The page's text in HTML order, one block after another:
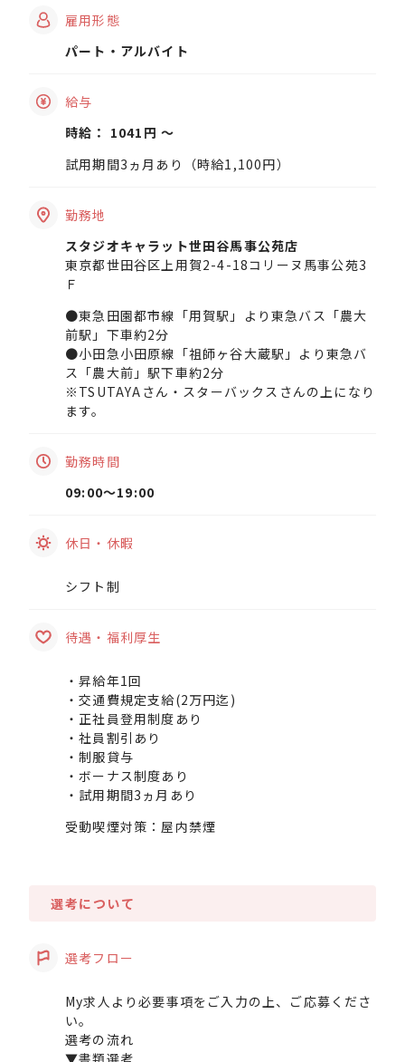
雇用形態
パート・アルバイト
給与
時給： 1041円 〜
試用期間3ヵ月あり（時給1,100円）
勤務地
スタジオキャラット世田谷馬事公苑店
東京都世田谷区上用賀2-4-18コリーヌ馬事公苑3
Ｆ
●東急田園都市線「用賀駅」より東急バス「農大
前駅」下車約2分
●小田急小田原線「祖師ヶ谷大蔵駅」より東急バ
ス「農大前」駅下車約2分
※TSUTAYAさん・スターバックスさんの上になり
ます。
勤務時間
09:00〜19:00
休日・休暇
シフト制
待遇・福利厚生
・昇給年1回
・交通費規定支給(2万円迄)
・正社員登用制度あり
・社員割引あり
・制服貸与
・ボーナス制度あり
・試用期間3ヵ月あり
受動喫煙対策：屋内禁煙
選考について
選考フロー
My求人より必要事項をご入力の上、ご応募くださ
い。
選考の流れ